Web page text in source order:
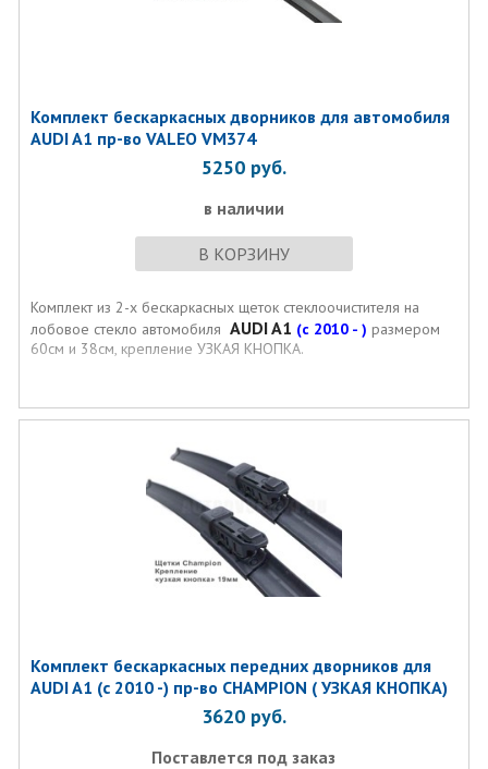
Комплект бескаркаcных дворников для автомобиля
AUDI A1 пр-во VALEO VM374
5250 руб.
в наличии
В КОРЗИНУ
Комплект из 2-х бескаркасных щеток стеклоочистителя на
лобовое стекло автомобиля AUDI A1 (с 2010 - ) размером
60см и 38см, крепление УЗКАЯ КНОПКА.
Комплект бескаркасных передних дворников для
AUDI A1 (с 2010 -) пр-во CHAMPION ( УЗКАЯ КНОПКА)
3620 руб.
Поставлется под заказ